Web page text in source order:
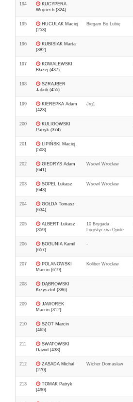
194
KUCYPERA
Wojciech (324)
195
HUCULAK Maciej
(253)
Biegam Bo Lubię
196
KUBISIAK Marta
(382)
197
KOWALEWSKI
Błażej (437)
198
SZRAJBER
Jakub (455)
199
KIEREPKA Adam
(423)
Jrg1
200
KULIGOWSKI
Patryk (374)
201
LIPIŃSKI Maciej
(508)
202
GIEDRYS Adam
(641)
Wsowl Wrocław
203
SOPEL Łukasz
(643)
Wsowl Wrocław
204
GOŁDA Tomasz
(634)
205
ALBERT Łukasz
(359)
10 Brygada
Logistyczna Opole
206
BOGUNIA Kamil
(657)
-
207
POLANOWSKI
Marcin (619)
Koliber Wrocław
208
DĄBROWSKI
Krzysztof (386)
209
JAWOREK
Marcin (312)
210
SZOT Marcin
(465)
211
SWATOWSKI
Dawid (438)
212
ZASADA Michal
(270)
Wicher Domasław
213
TOMAK Patryk
(490)